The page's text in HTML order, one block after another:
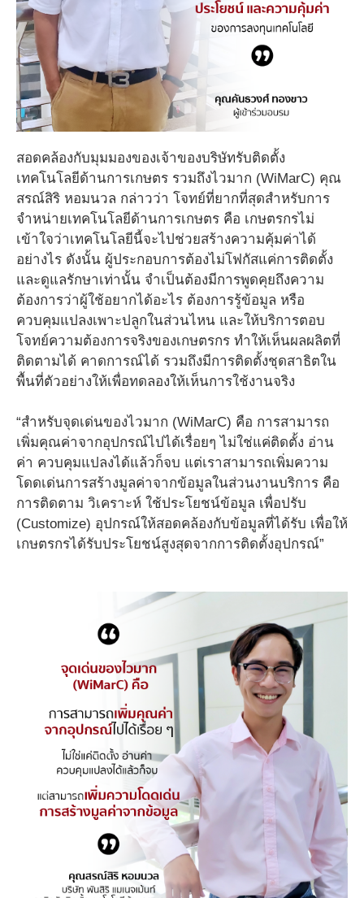
สอดคล้องกับมุมมองของเจ้าของบริษัทรับติดตั้ง
เทคโนโลยีด้านการเกษตร รวมถึงไวมาก (WiMarC) คุณ
สรณ์สิริ หอมนวล กล่าวว่า โจทย์ที่ยากที่สุดสำหรับการ
จำหน่ายเทคโนโลยีด้านการเกษตร คือ เกษตรกรไม่
เข้าใจว่าเทคโนโลยีนี้จะไปช่วยสร้างความคุ้มค่าได้
อย่างไร ดังนั้น ผู้ประกอบการต้องไม่โฟกัสแค่การติดตั้ง
และดูแลรักษาเท่านั้น จำเป็นต้องมีการพูดคุยถึงความ
ต้องการว่าผู้ใช้อยากได้อะไร ต้องการรู้ข้อมูล หรือ
ควบคุมแปลงเพาะปลูกในส่วนไหน และให้บริการตอบ
โจทย์ความต้องการจริงของเกษตรกร ทำให้เห็นผลผลิตที่
ติดตามได้ คาดการณ์ได้ รวมถึงมีการติดตั้งชุดสาธิตใน
พื้นที่ตัวอย่างให้เพื่อทดลองให้เห็นการใช้งานจริง
“สำหรับจุดเด่นของไวมาก (WiMarC) คือ การสามารถ
เพิ่มคุณค่าจากอุปกรณ์ไปได้เรื่อยๆ ไม่ใช่แค่ติดตั้ง อ่าน
ค่า ควบคุมแปลงได้แล้วก็จบ แต่เราสามารถเพิ่มความ
โดดเด่นการสร้างมูลค่าจากข้อมูลในส่วนงานบริการ คือ
การติดตาม วิเคราะห์ ใช้ประโยชน์ข้อมูล เพื่อปรับ
(Customize) อุปกรณ์ให้สอดคล้องกับข้อมูลที่ได้รับ เพื่อให้
เกษตรกรได้รับประโยชน์สูงสุดจากการติดตั้งอุปกรณ์”